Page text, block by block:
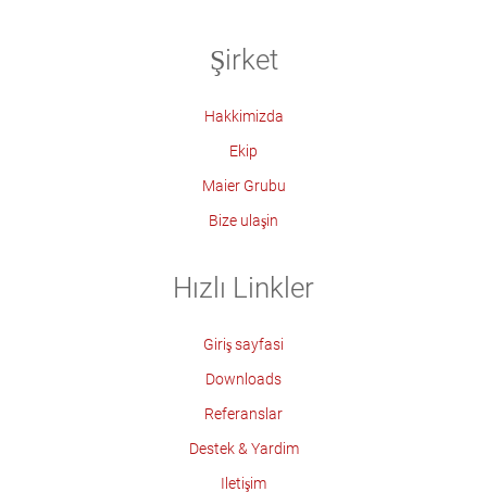
Şirket
Hakkimizda
Ekip
Maier Grubu
Bize ulaşin
Hızlı Linkler
Giriş sayfasi
Downloads
Referanslar
Destek & Yardim
Iletişim